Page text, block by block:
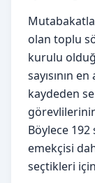
Mutabakatla
olan toplu
kurulu
sayısının
kaydeden
Böylece
emekçisi
seçtikleri